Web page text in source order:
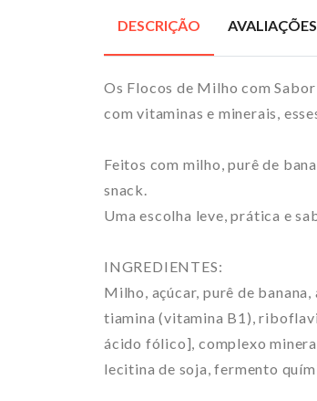
DESCRIÇÃO AVALIAÇÕES
Os Flocos de Milho com
com vitaminas e minerais,
Feitos com milho, purê de
snack.
Uma escolha leve, prática e
INGREDIENTES:
Milho, açúcar, purê de
tiamina (vitamina B1),
ácido fólico], complexo
lecitina de soja, fermento